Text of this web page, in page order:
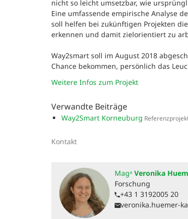
nicht so leicht umsetzbar, wie
Eine umfassende empirische Analyse
soll helfen bei zukünftigen Projekten
erkennen und damit zielorientiert zu
Way2smart soll im August 2018
Chance bekommen, persönlich das
Weitere Infos zum Projekt
Verwandte Beiträge
Way2Smart Korneuburg
Kontakt
Magᵃ Veronika
Forschung
+43 1 3192005 20
veronika.huemer-